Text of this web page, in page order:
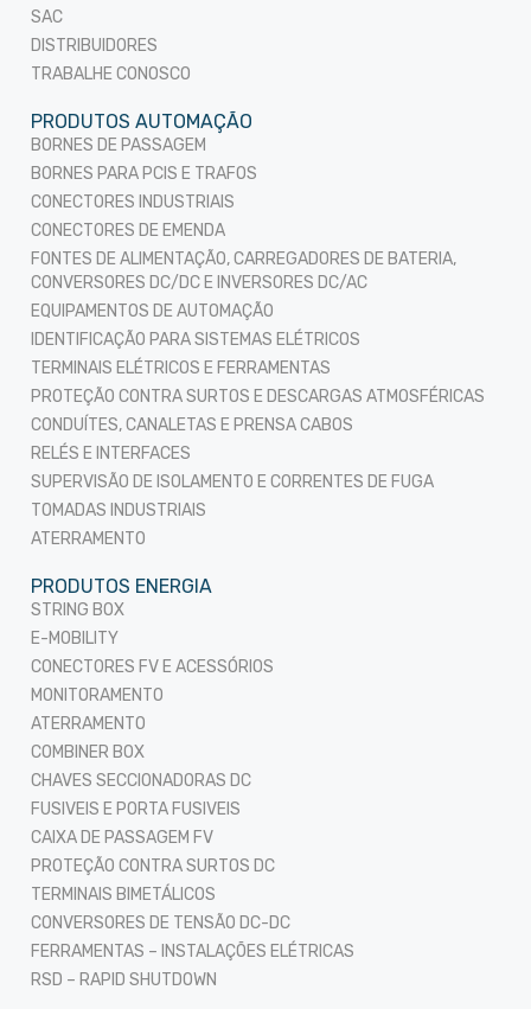
SAC
DISTRIBUIDORES
TRABALHE CONOSCO
PRODUTOS AUTOMAÇÃO
BORNES DE PASSAGEM
BORNES PARA PCIS E TRAFOS
CONECTORES INDUSTRIAIS
CONECTORES DE EMENDA
FONTES DE ALIMENTAÇÃO, CARREGADORES DE BATERIA,
CONVERSORES DC/DC E INVERSORES DC/AC
EQUIPAMENTOS DE AUTOMAÇÃO
IDENTIFICAÇÃO PARA SISTEMAS ELÉTRICOS
TERMINAIS ELÉTRICOS E FERRAMENTAS
PROTEÇÃO CONTRA SURTOS E DESCARGAS ATMOSFÉRICAS
CONDUÍTES, CANALETAS E PRENSA CABOS
RELÉS E INTERFACES
SUPERVISÃO DE ISOLAMENTO E CORRENTES DE FUGA
TOMADAS INDUSTRIAIS
ATERRAMENTO
PRODUTOS ENERGIA
STRING BOX
E-MOBILITY
CONECTORES FV E ACESSÓRIOS
MONITORAMENTO
ATERRAMENTO
COMBINER BOX
CHAVES SECCIONADORAS DC
FUSIVEIS E PORTA FUSIVEIS
CAIXA DE PASSAGEM FV
PROTEÇÃO CONTRA SURTOS DC
TERMINAIS BIMETÁLICOS
CONVERSORES DE TENSÃO DC-DC
FERRAMENTAS – INSTALAÇÕES ELÉTRICAS
RSD – RAPID SHUTDOWN